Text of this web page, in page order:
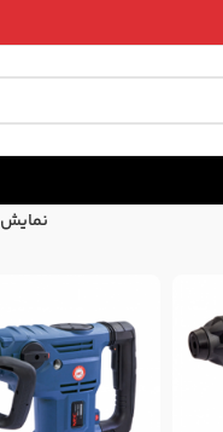
نمایش